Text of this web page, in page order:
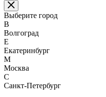
Выберите город
В
Волгоград
Е
Екатеринбург
М
Москва
С
Санкт-Петербург